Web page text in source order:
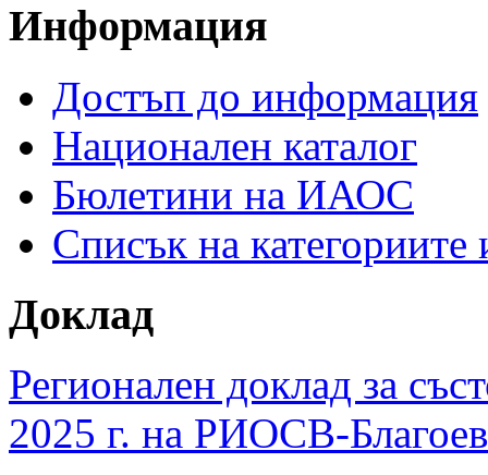
Информация
Достъп до информация
Национален каталог
Бюлетини на ИАОС
Списък на
Доклад
Регионален доклад за
2025 г. на РИОСВ-